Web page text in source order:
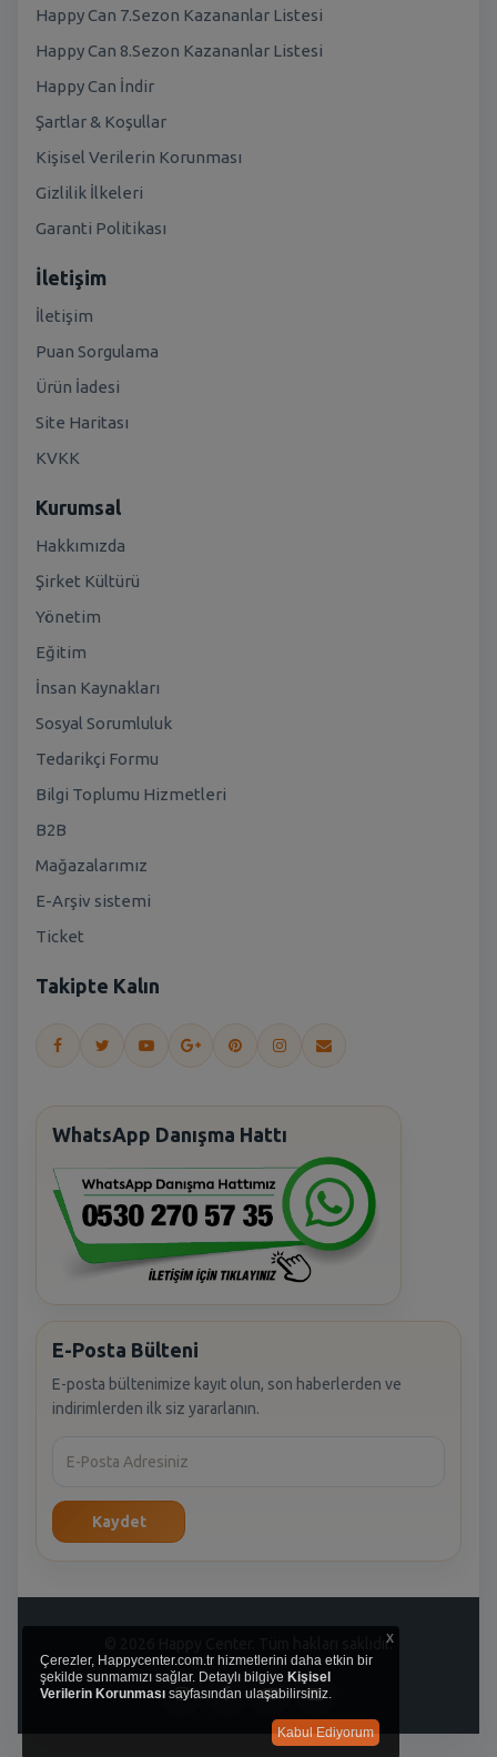
Happy Can 7.Sezon Kazananlar Listesi
Happy Can 8.Sezon Kazananlar Listesi
Happy Can İndir
Şartlar & Koşullar
Kişisel Verilerin Korunması
Gizlilik İlkeleri
Garanti Politikası
İletişim
İletişim
Puan Sorgulama
Ürün İadesi
Site Haritası
KVKK
Kurumsal
Hakkımızda
Şirket Kültürü
Yönetim
Eğitim
İnsan Kaynakları
Sosyal Sorumluluk
Tedarikçi Formu
Bilgi Toplumu Hizmetleri
B2B
Mağazalarımız
E-Arşiv sistemi
Ticket
Takipte Kalın
WhatsApp Danışma Hattı
E-Posta Bülteni
E-posta bültenimize kayıt olun, son haberlerden ve
indirimlerden ilk siz yararlanın.
Kaydet
© 2026 Happy Center. Tüm hakları saklıdır.
x
Çerezler, Happycenter.com.tr hizmetlerini daha etkin bir
şekilde sunmamızı sağlar. Detaylı bilgiye Kişisel
Verilerin Korunması sayfasından ulaşabilirsiniz.
Kabul Ediyorum